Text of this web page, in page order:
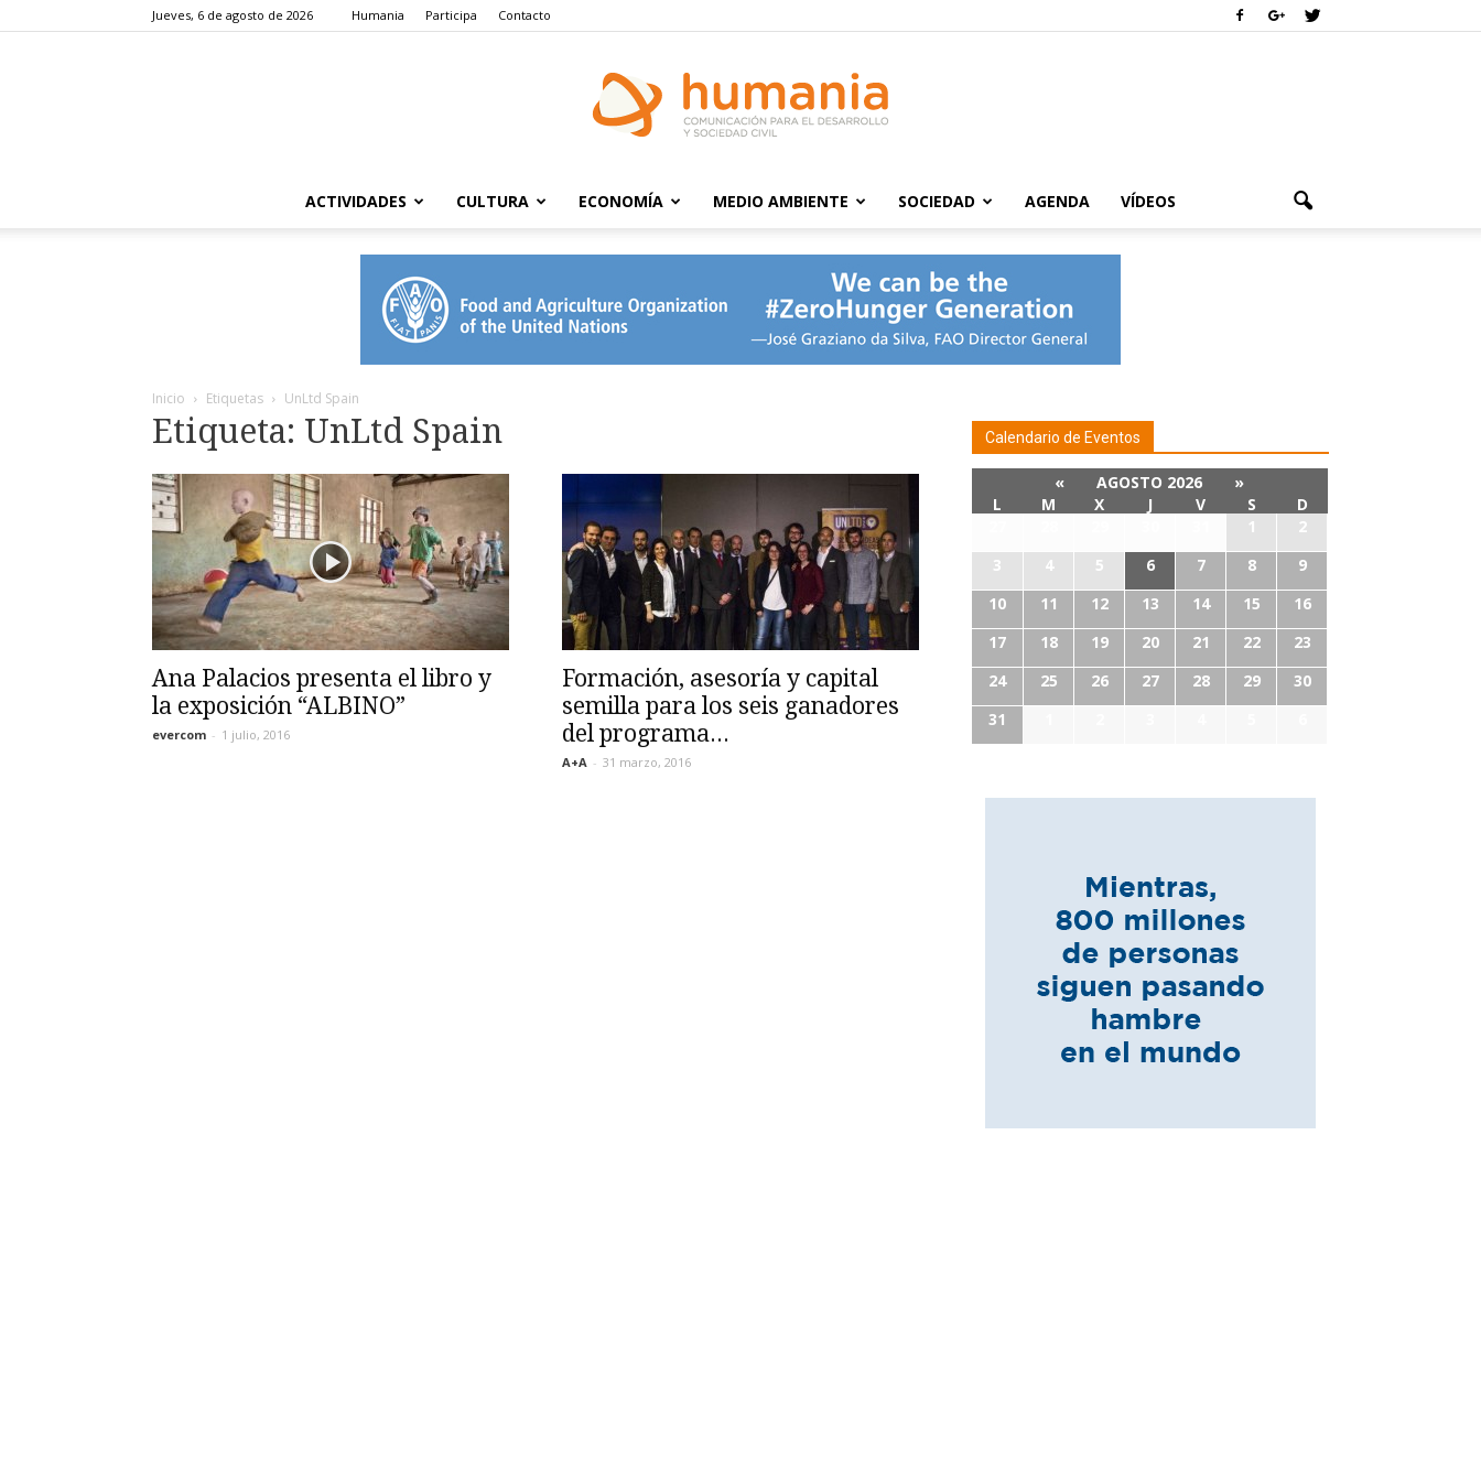
Jueves, 6 de agosto de 2026 Humania Participa Contacto
ACTIVIDADES CULTURA ECONOMÍA MEDIO AMBIENTE SOCIEDAD AGENDA VÍDEOS
Inicio Etiquetas UnLtd Spain
Etiqueta: UnLtd Spain
Ana Palacios presenta el libro y
la exposición “ALBINO”
evercom - 1 julio, 2016
Formación, asesoría y capital
semilla para los seis ganadores
del programa...
A+A - 31 marzo, 2016
Calendario de Eventos
« AGOSTO 2026
»
L
M X J V S
D
1
2
3
4 5 6 7 8
9
10
11 12 13 14 15
16
17
18 19 20 21 22
23
24
25 26 27 28 29
30
31